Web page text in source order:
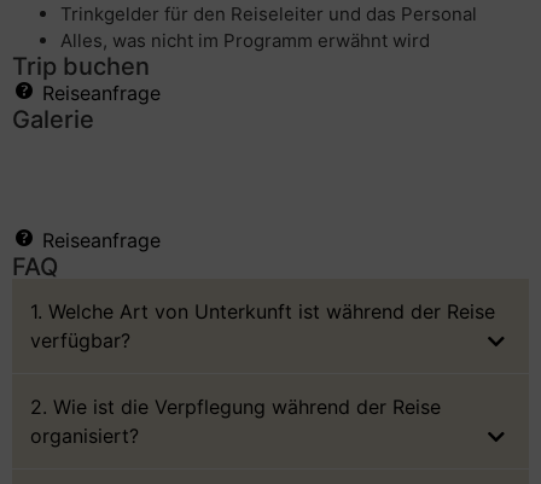
Trinkgelder für den Reiseleiter und das Personal
Alles, was nicht im Programm erwähnt wird
Trip buchen
Reiseanfrage
Galerie
Reiseanfrage
FAQ
1. Welche Art von Unterkunft ist während der Reise
verfügbar?
2. Wie ist die Verpflegung während der Reise
organisiert?